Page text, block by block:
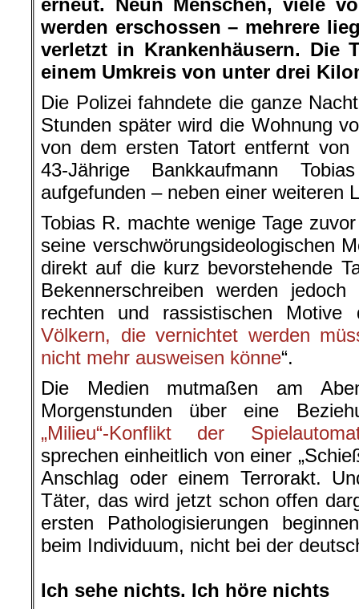
erneut. Neun Menschen, viele
werden erschossen – mehrere
verletzt in Krankenhäusern. Die
einem Umkreis von unter drei
Die Polizei fahndete die ganze
Stunden später wird die Wohnung
von dem ersten Tatort entfernt
43-Jährige Bankkaufmann
aufgefunden – neben einer weiteren
Tobias R. machte wenige Tage
seine verschwörungsideologischen
direkt auf die kurz bevorstehende
Bekennerschreiben werden jedoch
rechten und rassistischen
Völkern, die vernichtet werden
nicht mehr ausweisen könne“.
Die Medien mutmaßen am
Morgenstunden über eine
„Milieu“-Konflikt der
sprechen einheitlich von einer
Anschlag oder einem Terrorakt.
Täter, das wird jetzt schon offen
ersten Pathologisierungen
beim Individuum, nicht bei der
Ich sehe nichts. Ich höre nichts